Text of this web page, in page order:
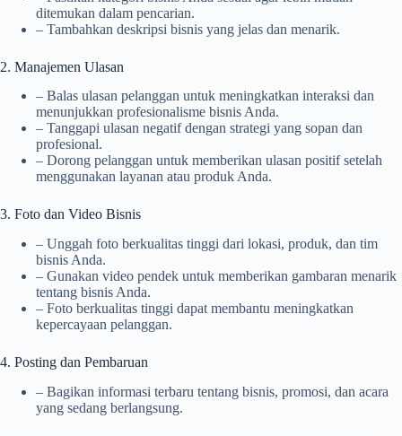
ditemukan dalam pencarian.
– Tambahkan deskripsi bisnis yang jelas dan menarik.
2. Manajemen Ulasan
– Balas ulasan pelanggan untuk meningkatkan interaksi dan
menunjukkan profesionalisme bisnis Anda.
– Tanggapi ulasan negatif dengan strategi yang sopan dan
profesional.
– Dorong pelanggan untuk memberikan ulasan positif setelah
menggunakan layanan atau produk Anda.
3. Foto dan Video Bisnis
– Unggah foto berkualitas tinggi dari lokasi, produk, dan tim
bisnis Anda.
– Gunakan video pendek untuk memberikan gambaran menarik
tentang bisnis Anda.
– Foto berkualitas tinggi dapat membantu meningkatkan
kepercayaan pelanggan.
4. Posting dan Pembaruan
– Bagikan informasi terbaru tentang bisnis, promosi, dan acara
yang sedang berlangsung.